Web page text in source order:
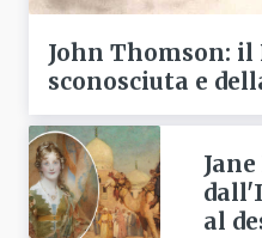
John Thomson: il
sconosciuta e
al